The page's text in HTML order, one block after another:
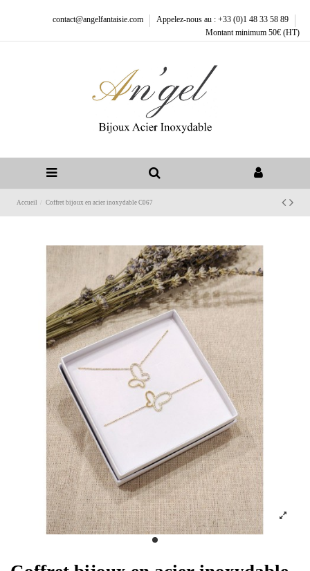
contact@angelfantaisie.com
Appelez-nous au : +33 (0)1 48 33 58 89
Montant minimum 50€ (HT)
Accueil Coffret bijoux en acier inoxydable C067